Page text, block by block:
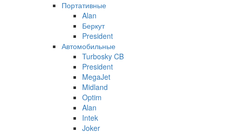
Портативные
Alan
Беркут
President
Автомобильные
Turbosky CB
President
MegaJet
Midland
Optim
Alan
Intek
Joker